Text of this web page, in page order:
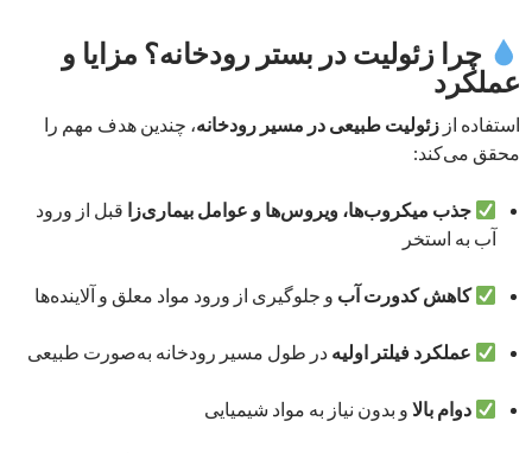
چرا زئولیت در بستر رودخانه؟ مزایا و
عملکرد
استفاده از زئولیت طبیعی در مسیر رودخانه، چندین هدف مهم را
محقق می‌کند:
جذب میکروب‌ها، ویروس‌ها و عوامل بیماری‌زا قبل از ورود
آب به استخر
کاهش کدورت آب و جلوگیری از ورود مواد معلق و آلاینده‌ها
عملکرد فیلتر اولیه در طول مسیر رودخانه به‌صورت طبیعی
دوام بالا و بدون نیاز به مواد شیمیایی